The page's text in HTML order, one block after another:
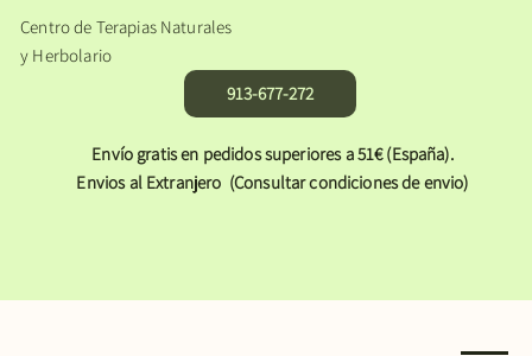
Centro de Terapias Naturales
y Herbolario
913-677-272
Envío gratis en pedidos superiores a 51€ (España).
Envios al Extranjero (Consultar condiciones de envio)